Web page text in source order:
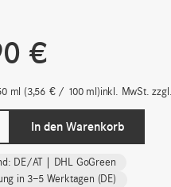
€
ml 3,56 €/ 100 ml inkl. MwSt.
In den Warenkorb
DE/AT | DHL GoGreen
in 3–5 Werktagen (DE)